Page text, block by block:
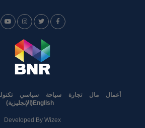
أعمال مال تجارة سياحة سياسي
English
( الإنجليزية)
Developed By Wizex